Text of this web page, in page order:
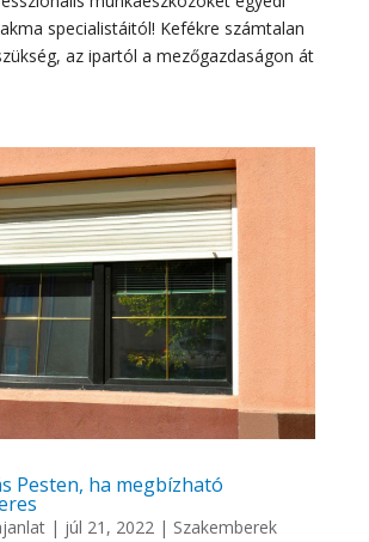
specialistáitól! Kefékre számtalan
az ipartól a mezőgazdaságon át
Pesten, ha megbízható
| júl 21, 2022 | Szakemberek